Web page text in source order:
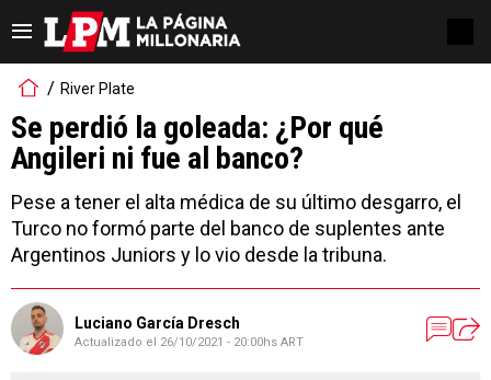
River Plate
Se perdió la goleada: ¿Por qué
Angileri ni fue al banco?
Pese a tener el alta médica de su último desgarro, el
Turco no formó parte del banco de suplentes ante
Argentinos Juniors y lo vio desde la tribuna.
Luciano García Dresch
Actualizado el 26/10/2021 - 20:00hs ART